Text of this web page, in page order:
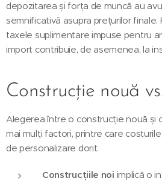
depozitarea și forța de muncă au
semnificativă asupra prețurilor finale.
taxele suplimentare impuse pentru
import contribuie, de asemenea, la
Construcție nouă
Alegerea între o construcție nouă și
mai mulți factori, printre care
de personalizare dorit.
Construcțiile noi implică o